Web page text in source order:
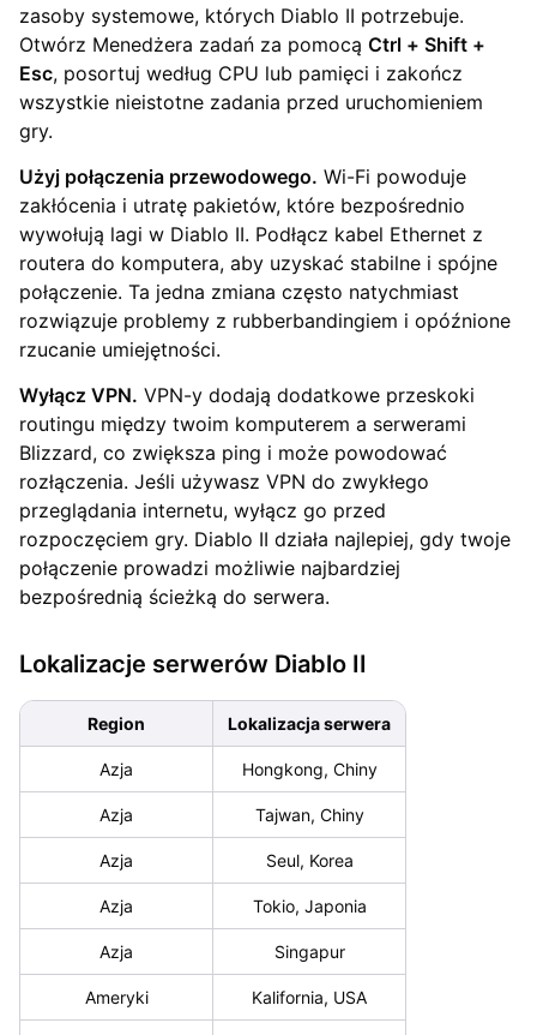
zasoby systemowe, których Diablo II potrzebuje.
Otwórz Menedżera zadań za pomocą Ctrl + Shift +
Esc, posortuj według CPU lub pamięci i zakończ
wszystkie nieistotne zadania przed uruchomieniem
gry.
Użyj połączenia przewodowego. Wi-Fi powoduje
zakłócenia i utratę pakietów, które bezpośrednio
wywołują lagi w Diablo II. Podłącz kabel Ethernet z
routera do komputera, aby uzyskać stabilne i spójne
połączenie. Ta jedna zmiana często natychmiast
rozwiązuje problemy z rubberbandingiem i opóźnione
rzucanie umiejętności.
Wyłącz VPN. VPN-y dodają dodatkowe przeskoki
routingu między twoim komputerem a serwerami
Blizzard, co zwiększa ping i może powodować
rozłączenia. Jeśli używasz VPN do zwykłego
przeglądania internetu, wyłącz go przed
rozpoczęciem gry. Diablo II działa najlepiej, gdy twoje
połączenie prowadzi możliwie najbardziej
bezpośrednią ścieżką do serwera.
Lokalizacje serwerów Diablo II
Region Lokalizacja serwera
Azja Hongkong, Chiny
Azja Tajwan, Chiny
Azja Seul, Korea
Azja Tokio, Japonia
Azja Singapur
Ameryki Kalifornia, USA